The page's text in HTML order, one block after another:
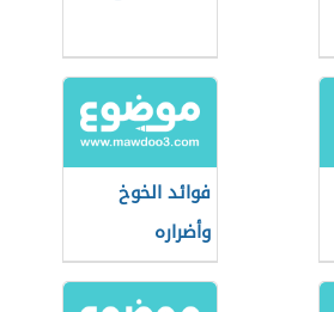
فوائد الخوخ
وأضراره